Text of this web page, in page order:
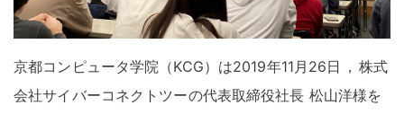
京都コンピュータ学院（KCG）は2019年11月26日 ， 株式
会社サイバーコネクトツーの代表取締役社長 松山洋様を